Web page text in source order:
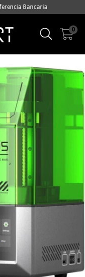
Bancaria
0